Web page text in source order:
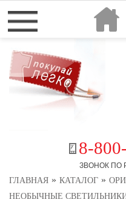
8-
ЗВОНОК ПО
ГЛАВНАЯ » КАТАЛОГ »
НЕОБЫЧНЫЕ